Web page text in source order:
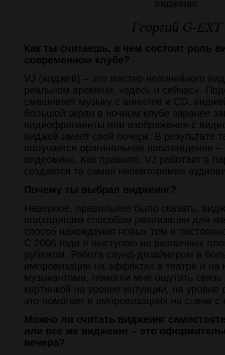
Георгий G-EXT
Как ты считаешь, в чем состоит роль
современном клубе?
VJ (виджей) – это мастер нелинейного
реальном времени, «здесь и сейчас».
смешивает музыку с винилов и CD,
большой экран в ночном клубе заранее
видеофрагменты или изображения с
виджей имеет свой почерк. В результате
получается оригинальное произведение
видеомикс. Как правило, VJ работает в
создается та самая неповторимая
Почему ты выбрал виджеинг?
Наверное, правильнее было сказать,
подходящим способом реализации для
способ нахождения новых тем и
С 2006 года я выступаю на различных
рубежом. Работа саунд-дизайнером в
импровизации на эффектах в театре и на
музыкантами, помогли мне ощутить
картинкой на уровне интуиции, на
это помогает в импровизациях на сцене с
Можно ли считать виджеинг
или все же виджеинг – это
вечера?